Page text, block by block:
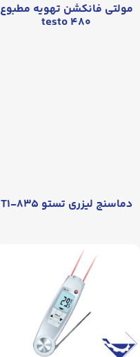
مولتی فانکشن تهویه مطبوع
testo ۴۸۰
دماسنج لیزری تستو ۸۳۵-T۱